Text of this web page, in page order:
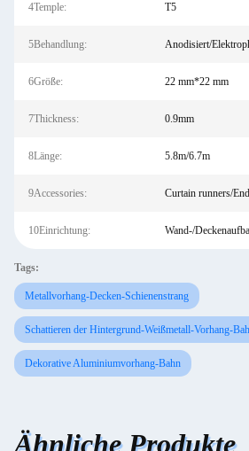
4Temple: T5
5Behandlung: Anodisiert/
6Größe: 22 mm*22 mm
7Thickness: 0.9mm
8Länge: 5.8m/6.7m
9Accessories: Curtain runners/
10Einrichtung: Wand-/
Tags:
Metallvorhang-Decken-Schienenstrang
Schattieren der Hintergrund-Weißmetall-Vorhang-
Dekorative Aluminiumvorhang-Bahn
Ähnliche Produkte